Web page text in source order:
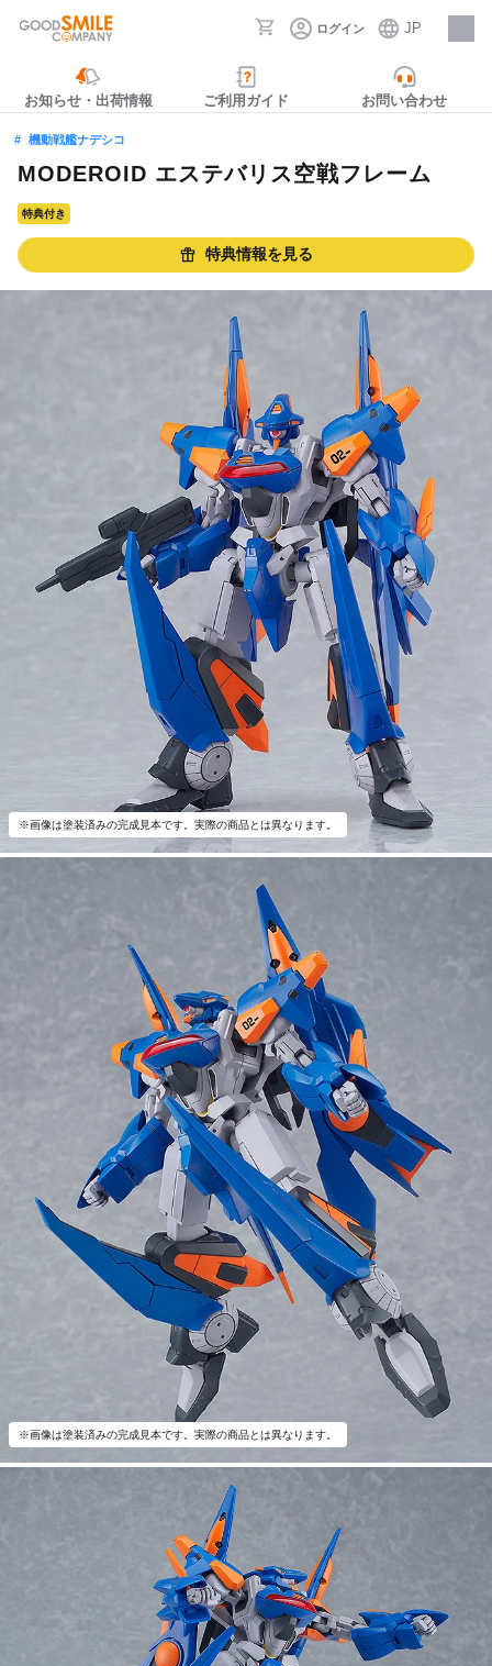
ログイン JP
採用情報
お知らせ・出荷情報 ご利用ガイド お問い合わせ
機動戦艦ナデシコ
MODEROID エステバリス空戦フレーム
特典付き
特典情報を見る
※画像は塗装済みの完成見本です。実際の商品とは異なります。
※画像は塗装済みの完成見本です。実際の商品とは異なります。